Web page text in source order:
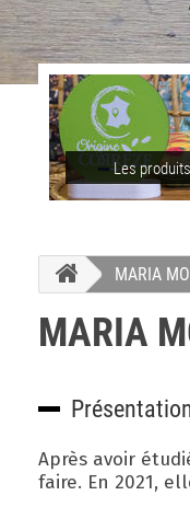
Les
MARIA
MARIA
Après avoir
faire. En 2021,